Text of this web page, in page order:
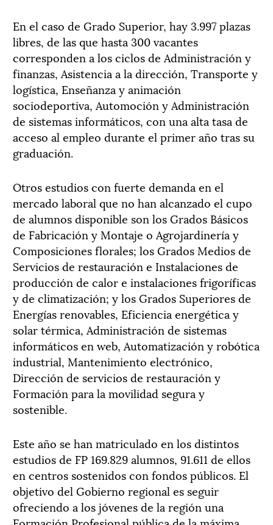
En el caso de Grado Superior, hay 3.997 plazas
libres, de las que hasta 300 vacantes
corresponden a los ciclos de Administración y
finanzas, Asistencia a la dirección, Transporte y
logística, Enseñanza y animación
sociodeportiva, Automoción y Administración
de sistemas informáticos, con una alta tasa de
acceso al empleo durante el primer año tras su
graduación.
Otros estudios con fuerte demanda en el
mercado laboral que no han alcanzado el cupo
de alumnos disponible son los Grados Básicos
de Fabricación y Montaje o Agrojardinería y
Composiciones florales; los Grados Medios de
Servicios de restauración e Instalaciones de
producción de calor e instalaciones frigoríficas
y de climatización; y los Grados Superiores de
Energías renovables, Eficiencia energética y
solar térmica, Administración de sistemas
informáticos en web, Automatización y robótica
industrial, Mantenimiento electrónico,
Dirección de servicios de restauración y
Formación para la movilidad segura y
sostenible.
Este año se han matriculado en los distintos
estudios de FP 169.829 alumnos, 91.611 de ellos
en centros sostenidos con fondos públicos. El
objetivo del Gobierno regional es seguir
ofreciendo a los jóvenes de la región una